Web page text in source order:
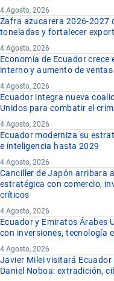
4 Agosto, 2026
Zafra azucarera 2026-2027
toneladas y fortalecer
4 Agosto, 2026
Economía de Ecuador
interno y aumento de
4 Agosto, 2026
Ecuador integra nueva
Unidos para combatir el
4 Agosto, 2026
Ecuador moderniza su
e inteligencia hasta 2029
4 Agosto, 2026
Canciller de Japón arribara
estratégica con comercio,
críticos
4 Agosto, 2026
Ecuador y Emiratos Árabes
con inversiones, tecnología
4 Agosto, 2026
Javier Milei visitará
Daniel Noboa: extradición,